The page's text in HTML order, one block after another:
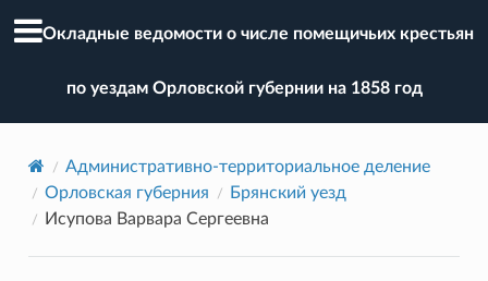
Окладные ведомости о числе помещичьих крестьян
по уездам Орловской губернии на 1858 год
Административно-территориальное деление
Орловская губерния
Брянский уезд
Исупова Варвара Сергеевна